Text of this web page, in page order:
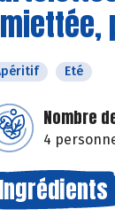
Eté
Nombre
4
Ingrédients